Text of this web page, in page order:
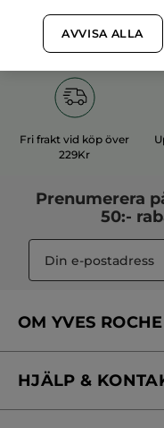
Fri frakt vid köp över
229Kr
Prenumerera
50:-
OM YVES
Vårt engagemang
HJÄLP &
AVVISA ALLA